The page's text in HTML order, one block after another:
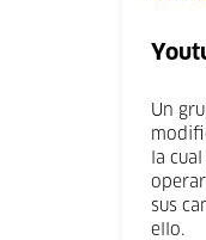
Un
la
sus
ello.